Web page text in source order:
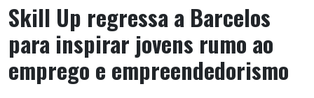
Skill Up regressa a Barcelos
para inspirar jovens rumo ao
emprego e empreendedorismo